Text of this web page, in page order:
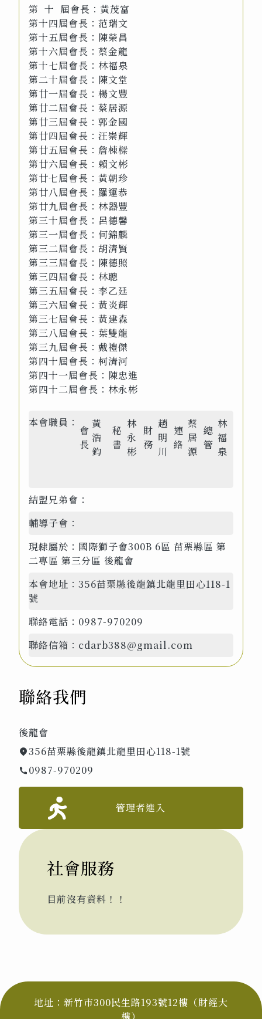
第 十 屆會長：黃茂富
第十四屆會長：范瑞文
第十五屆會長：陳榮昌
第十六屆會長：蔡金龍
第十七屆會長：林福泉
第二十屆會長：陳文堂
第廿一屆會長：楊文豐
第廿二屆會長：蔡居源
第廿三屆會長：郭金國
第廿四屆會長：汪崇輝
第廿五屆會長：詹棟樑
第廿六屆會長：賴文彬
第廿七屆會長：黃朝珍
第廿八屆會長：羅運恭
第廿九屆會長：林器豐
第三十屆會長：呂德馨
第三一屆會長：何錦麟
第三二屆會長：胡清賢
第三三屆會長：陳德照
第三四屆會長：林聰
第三五屆會長：李乙廷
第三六屆會長：黃炎輝
第三七屆會長：黃建森
第三八屆會長：葉雙龍
第三九屆會長：戴禮傑
第四十屆會長：柯清河
第四十一屆會長：陳忠進
第四十二屆會長：林永彬
本會職員：
會
長
黃
浩
鈞
秘
書
林
永
彬
財
務
趙
明
川
連
絡
蔡
居
源
總
管
林
福
泉
結盟兄弟會：
輔導子會：
現隸屬於： 國際獅子會300B 6區 苗栗縣區 第
二專區 第三分區 後龍會
本會地址： 356苗栗縣後龍鎮北龍里田心118-1
號
聯絡電話： 0987-970209
聯絡信箱： cdarb388@gmail.com
聯絡我們
後龍會
356苗栗縣後龍鎮北龍里田心118-1號
0987-970209
管理者進入
社會服務
目前沒有資料！！
地址：新竹市300民生路193號12樓（財經大
樓）